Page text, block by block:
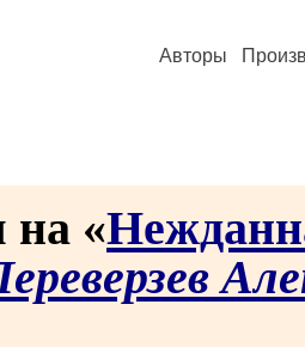
Авторы
на «